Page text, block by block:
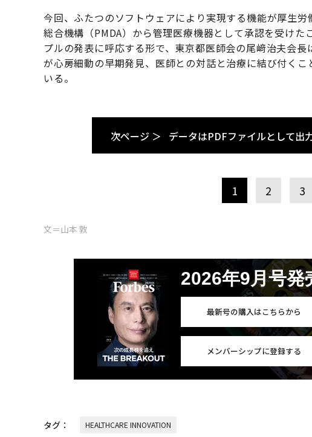
今回、ふたつのソフトウェアにより実現する機能が厚生
総合機構（PMDA）から管理医療機器として承認を受け
プルの発表に呼応する形で、東京都医師会の尾﨑治夫会
が心房細動の早期発見、医師との対話と治療に結び付く
いる。
次ページ ＞ データはPDFファイルとして出
1 2 3
文＝山本 敦
2026年9月号発
最新号の購入はこちらから
メンバーシップに登録する
タグ： HEALTHCARE INNOVATION